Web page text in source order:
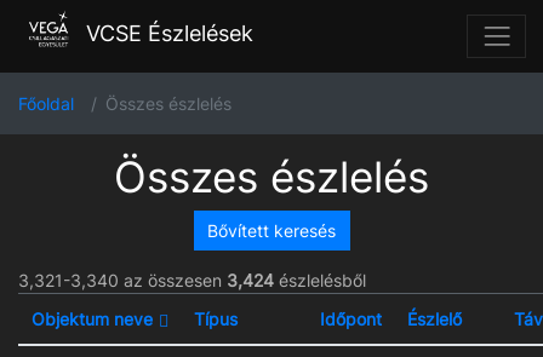
VCSE Észlelések
Főoldal Összes észlelés
Összes észlelés
Bővített keresés
3,321-3,340 az összesen 3,424 észlelésből
Objektum neve
Típus Időpont Észlelő